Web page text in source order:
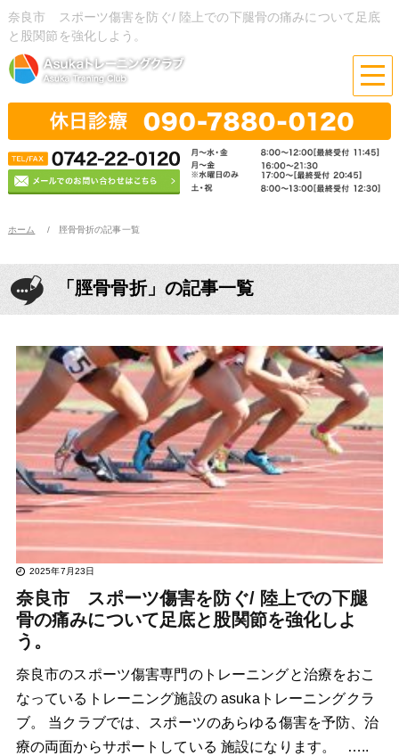
奈良市 スポーツ傷害を防ぐ/ 陸上での下腿骨の痛みについて足底
と股関節を強化しよう。
ホーム 脛骨骨折の記事一覧
「脛骨骨折」の記事一覧
2025年7月23日
奈良市 スポーツ傷害を防ぐ/ 陸上での下腿
骨の痛みについて足底と股関節を強化しよ
う。
奈良市のスポーツ傷害専門のトレーニングと治療をおこ
なっているトレーニング施設の asukaトレーニングクラ
ブ。 当クラブでは、スポーツのあらゆる傷害を予防、治
療の両面からサポートしている 施設になります。 …..